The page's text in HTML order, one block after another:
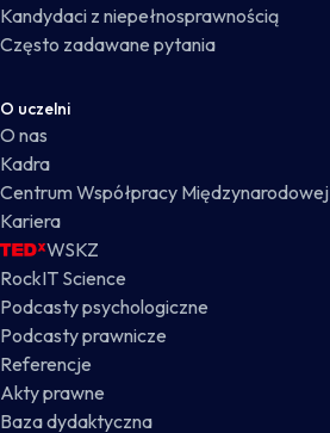
Kandydaci z niepełnosprawnością
Często zadawane pytania
O uczelni
O nas
Kadra
Centrum Współpracy Międzynarodowej
Kariera
WSKZ
RockIT Science
Podcasty psychologiczne
Podcasty prawnicze
Referencje
Akty prawne
Baza dydaktyczna